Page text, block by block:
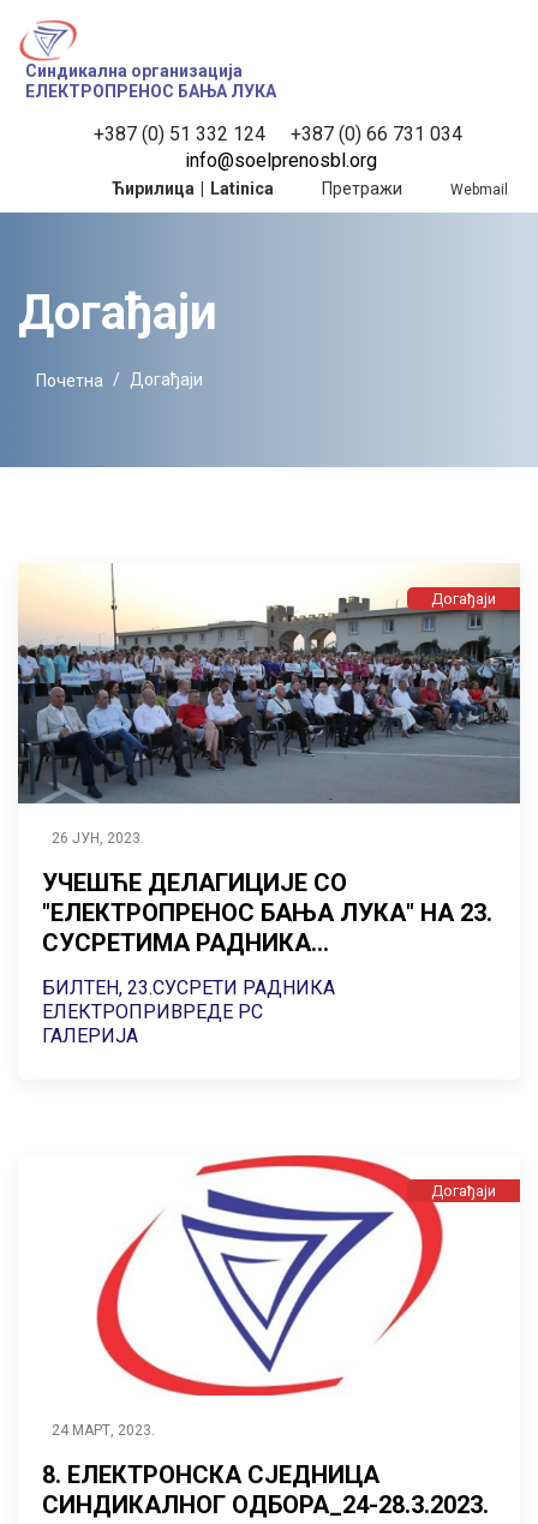
Синдикална организација
ЕЛЕКТРОПРЕНОС БАЊА ЛУКА
Ћирилица Latinica Претражи Webmail
info@soelprenosbl.org
+387 (0) 51 332 124 +387 (0) 66 731 034
Догађаји
Почетна Догађаји
Догађаји
26 ЈУН, 2023.
УЧЕШЋЕ ДЕЛАГИЦИЈЕ СО
"ЕЛЕКТРОПРЕНОС БАЊА ЛУКА" НА 23.
СУСРЕТИМА РАДНИКА
СРПСКЕ“
БИЛТЕН, 23.СУСРЕТИ РАДНИКА
ЕЛЕКТРОПРИВРЕДЕ РС
ГАЛЕРИЈА
Догађаји
24 МАРТ, 2023.
8. ЕЛЕКТРОНСКА СЈЕДНИЦА
СИНДИКАЛНОГ ОДБОРА_24-28.3.2023.